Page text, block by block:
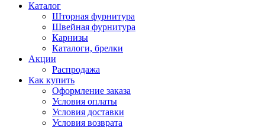
Каталог
Шторная фурнитура
Швейная фурнитура
Карнизы
Каталоги, брелки
Акции
Распродажа
Как купить
Оформление заказа
Условия оплаты
Условия доставки
Условия возврата